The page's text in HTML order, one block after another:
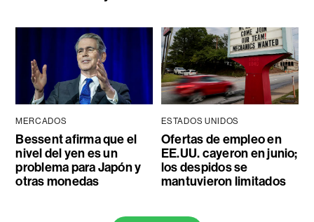
MERCADOS
Bessent afirma que el
nivel del yen es un
problema para Japón y
otras monedas
ESTADOS UNIDOS
Ofertas de empleo en
EE.UU. cayeron en junio;
los despidos se
mantuvieron limitados